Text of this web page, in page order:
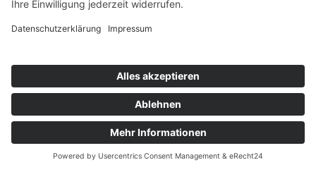
Kontakt
tandem BTL gGmbH
Potsdamer Str. 182
10783 Berlin
X